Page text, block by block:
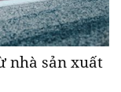
​​nhà sản xuất